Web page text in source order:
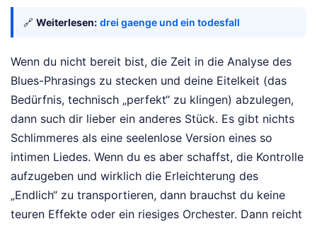
🔗 Weiterlesen: drei gaenge und ein todesfall
Wenn du nicht bereit bist, die Zeit in die Analyse des
Blues-Phrasings zu stecken und deine Eitelkeit (das
Bedürfnis, technisch „perfekt“ zu klingen) abzulegen,
dann such dir lieber ein anderes Stück. Es gibt nichts
Schlimmeres als eine seelenlose Version eines so
intimen Liedes. Wenn du es aber schaffst, die Kontrolle
aufzugeben und wirklich die Erleichterung des
„Endlich“ zu transportieren, dann brauchst du keine
teuren Effekte oder ein riesiges Orchester. Dann reicht